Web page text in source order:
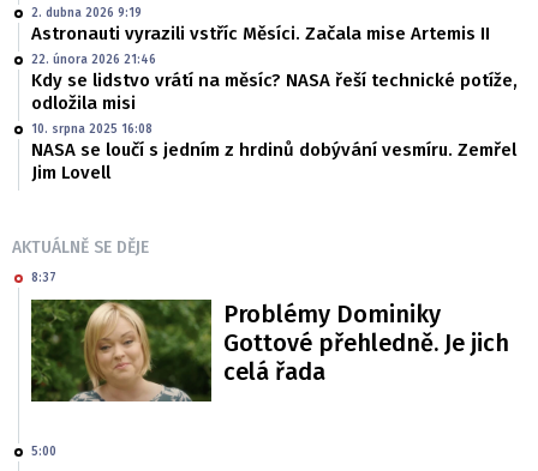
2. dubna 2026 9:19
Astronauti vyrazili vstříc Měsíci. Začala mise Artemis II
22. února 2026 21:46
Kdy se lidstvo vrátí na měsíc? NASA řeší technické potíže,
odložila misi
10. srpna 2025 16:08
NASA se loučí s jedním z hrdinů dobývání vesmíru. Zemřel
Jim Lovell
AKTUÁLNĚ SE DĚJE
8:37
Problémy Dominiky
Gottové přehledně. Je jich
celá řada
5:00